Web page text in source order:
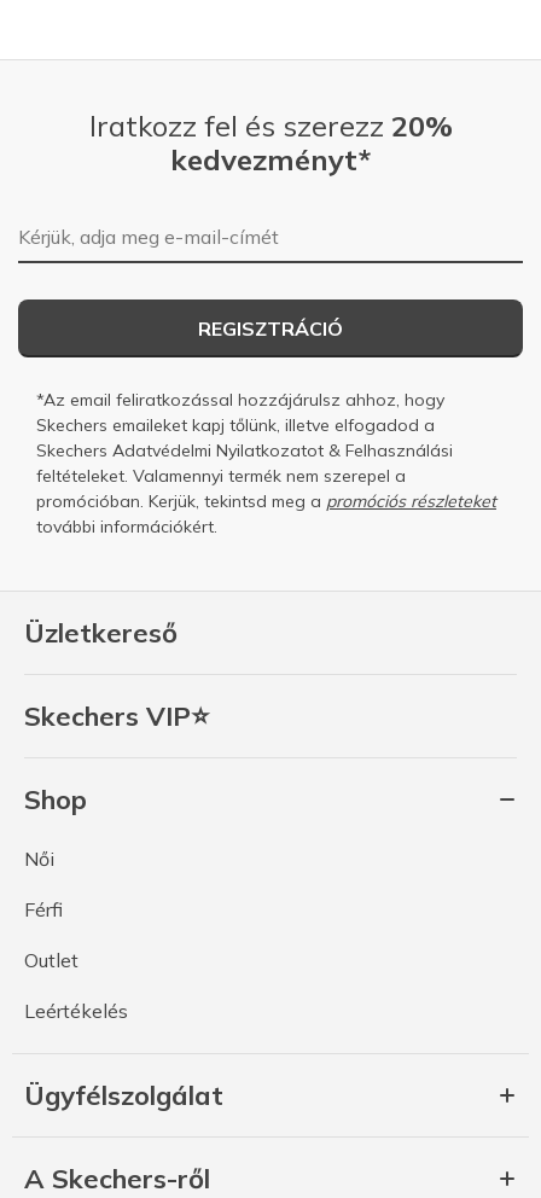
Üzletkereső
Skechers VIP⭐
Shop
Női
Férfi
Outlet
Leértékelés
Ügyfélszolgálat
A Skechers-ről
Iratkozz fel és szerezz 20%
kedvezményt*
E-mail-cím
REGISZTRÁCIÓ
*Az email feliratkozással hozzájárulsz ahhoz, hogy
Skechers emaileket kapj tőlünk, illetve elfogadod a
Skechers Adatvédelmi Nyilatkozatot & Felhasználási
feltételeket. Valamennyi termék nem szerepel a
promócióban. Kerjük, tekintsd meg a promóciós részleteket
további információkért.